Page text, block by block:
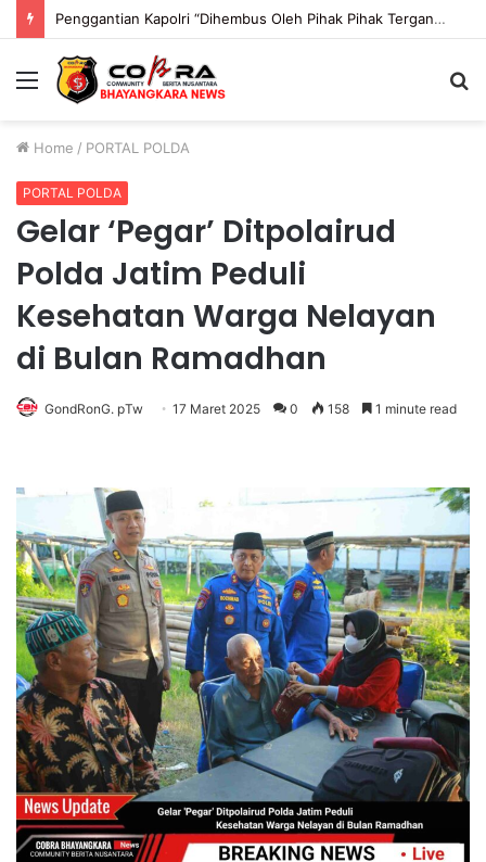
Penggantian Kapolri “Dihembus Oleh Pihak Pihak Terganggu Kenyamanannya”
Menu
Home / PORTAL POLDA
PORTAL POLDA
Gelar ‘Pegar’ Ditpolairud
Polda Jatim Peduli
Kesehatan Warga Nelayan
di Bulan Ramadhan
GondRonG. pTw 17 Maret 2025 0 158 1 minute read